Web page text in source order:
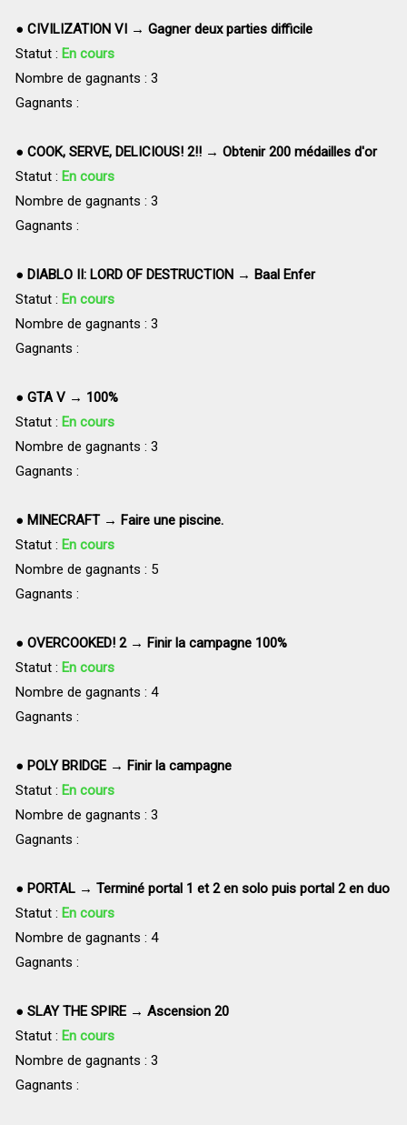
● CIVILIZATION VI → Gagner deux parties difficile
Statut : En cours
Nombre de gagnants : 3
Gagnants :
● COOK, SERVE, DELICIOUS! 2!! → Obtenir 200 médailles d'or
Statut : En cours
Nombre de gagnants : 3
Gagnants :
● DIABLO II: LORD OF DESTRUCTION → Baal Enfer
Statut : En cours
Nombre de gagnants : 3
Gagnants :
● GTA V → 100%
Statut : En cours
Nombre de gagnants : 3
Gagnants :
● MINECRAFT → Faire une piscine.
Statut : En cours
Nombre de gagnants : 5
Gagnants :
● OVERCOOKED! 2 → Finir la campagne 100%
Statut : En cours
Nombre de gagnants : 4
Gagnants :
● POLY BRIDGE → Finir la campagne
Statut : En cours
Nombre de gagnants : 3
Gagnants :
● PORTAL → Terminé portal 1 et 2 en solo puis portal 2 en duo
Statut : En cours
Nombre de gagnants : 4
Gagnants :
● SLAY THE SPIRE → Ascension 20
Statut : En cours
Nombre de gagnants : 3
Gagnants :